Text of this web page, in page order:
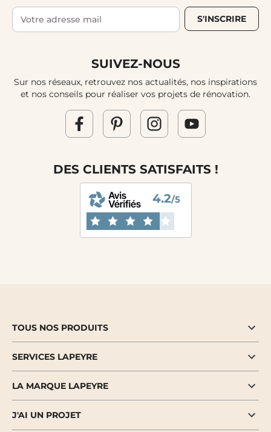
S'INSCRIRE
SUIVEZ-NOUS
Sur nos réseaux, retrouvez nos actualités, nos inspirations
et nos conseils pour réaliser vos projets de rénovation.
DES CLIENTS SATISFAITS !
4.2/5
TOUS NOS PRODUITS
SERVICES LAPEYRE
LA MARQUE LAPEYRE
J'AI UN PROJET